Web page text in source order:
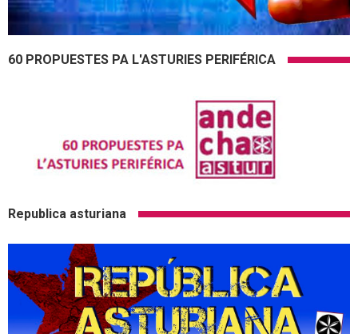
60 PROPUESTES PA L'ASTURIES PERIFÉRICA
Republica asturiana